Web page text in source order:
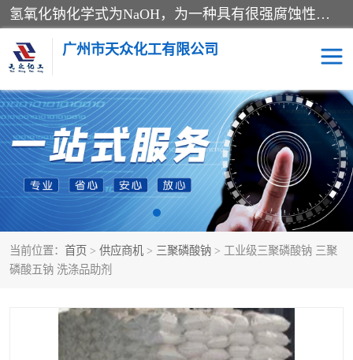
氢氧化钠化学式为NaOH，为一种具有很强腐蚀性的强碱，一般为片状或颗粒形态，易溶于水(溶于水时放热)并形成碱性溶液，另有潮解性，易吸取空气中的水蒸气(潮解)和(变质)。NaOH是化学实验室其中一种必备的化学品，亦为常见的化工品之一。纯品是无色透明的晶体。密度2.130g/cm3。熔点318.4℃。沸点1390℃。工业品含有少量的氯化和碳酸，是白色不透明的晶体。
广州市天众化工有限公司
当前位置： 首页 > 供应商机 > 三聚磷酸钠 > 工业级三聚磷酸钠 三聚
磷酸五钠 洗涤品助剂
亚硝酸钠 氢氧化钠
纯碱 硫代硫酸钠
草酸 醋酸钠
聚合氯化铝 焦磷酸二氢二钠
一水葡萄糖